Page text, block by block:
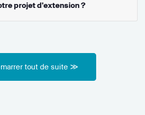
projet d'extension ?
tout de suite ≫